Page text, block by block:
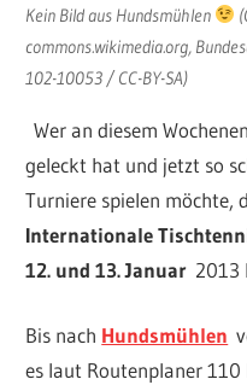
Kein Bild aus Hundsmühlen
commons.wikimedia.org,
102-10053 / CC-BY-SA)
Wer an diesem
geleckt hat und jetzt so
Turniere spielen möchte,
Internationale
12. und 13. Januar 2013
Bis nach Hundsmühlen
es laut Routenplaner